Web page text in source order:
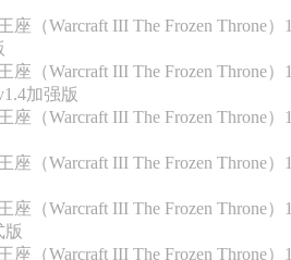
座（Warcraft III The Frozen Throne）
座（Warcraft III The Frozen Throne）
加强版
座（Warcraft III The Frozen Throne）
座（Warcraft III The Frozen Throne）
座（Warcraft III The Frozen Throne）
版
座（Warcraft III The Frozen Throne）